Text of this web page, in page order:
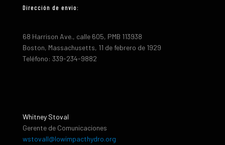
Dirección de envio:
68 Harrison Ave., calle 605, PMB 113938
Boston, Massachusetts, 11 de febrero de 1929
Teléfono: 339-234-9882
Whitney Stoval
Gerente de Comunicaciones
wstovall@lowimpacthydro.org